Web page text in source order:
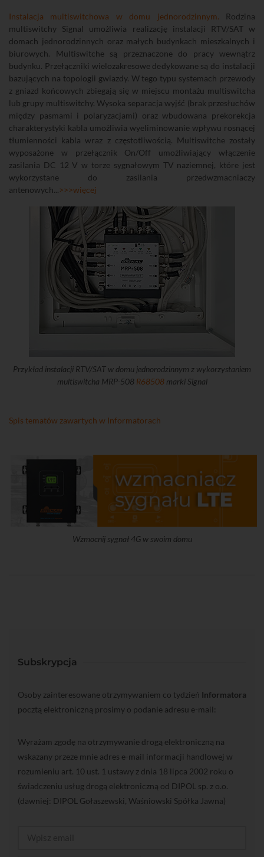
Instalacja multiswitchowa w domu jednorodzinnym. Rodzina
multiswitchy Signal umożliwia realizację instalacji RTV/SAT w
domach jednorodzinnych oraz małych budynkach mieszkalnych i
biurowych. Multiswitche są przeznaczone do pracy wewnątrz
budynku. Przełączniki wielozakresowe dedykowane są do instalacji
bazujących na topologii gwiazdy. W tego typu systemach przewody
z gniazd końcowych zbiegają się w miejscu montażu multiswitcha
lub grupy multiswitchy. Wysoka separacja wyjść (brak przesłuchów
między pasmami i polaryzacjami) oraz wbudowana prekorekcja
charakterystyki kabla umożliwia wyeliminowanie wpływu rosnącej
tłumienności kabla wraz z częstotliwością. Multiswitche zostały
wyposażone w przełącznik On/Off umożliwiający włączenie
zasilania DC 12 V w torze sygnałowym TV naziemnej, które jest
wykorzystane do zasilania przedwzmacniaczy
antenowych...>>>więcej
Przykład instalacji RTV/SAT w domu jednorodzinnym z wykorzystaniem
multiswitcha MRP-508 R68508marki Signal
Spis tematów zawartych w Informatorach
Wzmocnij sygnał 4G w swoim domu
Subskrypcja
Osoby zainteresowane otrzymywaniem co tydzień Informatora
pocztą elektroniczną prosimy o podanie adresu e-mail:
Wyrażam zgodę na otrzymywanie drogą elektroniczną na
wskazany przeze mnie adres e-mail informacji handlowej w
rozumieniu art. 10 ust. 1 ustawy z dnia 18 lipca 2002 roku o
świadczeniu usług drogą elektroniczną od DIPOL sp. z o.o.
(dawniej: DIPOL Gołaszewski, Waśniowski Spółka Jawna)